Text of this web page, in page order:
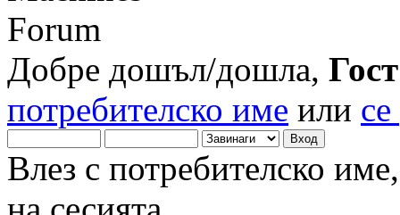
Добре дошъл/дошла, Гост
потребителско име или
Влез с потребителско